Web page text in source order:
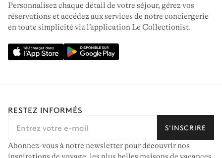
Personnalisez chaque détail de votre séjour, gérez vos
réservations et accédez aux services de notre conciergerie
en toute simplicité via l’application Le Collectionist.
RESTEZ INFORMÉS
S'INSCRIRE
Abonnez-vous à notre newsletter pour découvrir nos